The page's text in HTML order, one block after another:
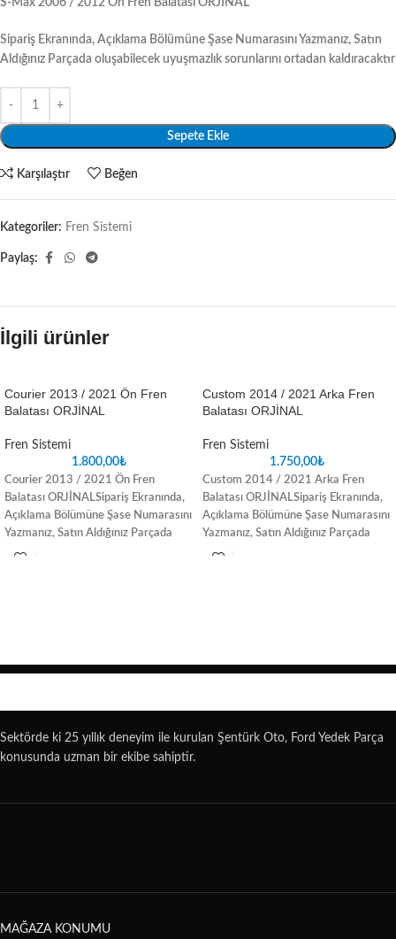
S-Max 2006 / 2012 Ön Fren Balatası ORJİNAL
Sipariş Ekranında, Açıklama Bölümüne Şase Numarasını Yazmanız, Satın
Aldığınız Parçada oluşabilecek uyuşmazlık sorunlarını ortadan kaldıracaktır
Sepete Ekle
Karşılaştır Beğen
Kategoriler: Fren Sistemi
Paylaş:
İlgili ürünler
Courier 2013 / 2021 Ön Fren
Balatası ORJİNAL
Fren Sistemi
1.800,00₺
Courier 2013 / 2021 Ön Fren
Balatası ORJİNALSipariş Ekranında,
Açıklama Bölümüne Şase Numarasını
Yazmanız, Satın Aldığınız Parçada
oluşabilecek uyuşmazlık sorunlarını
Custom 2014 / 2021 Arka Fren
Balatası ORJİNAL
Fren Sistemi
1.750,00₺
Custom 2014 / 2021 Arka Fren
Balatası ORJİNALSipariş Ekranında,
Açıklama Bölümüne Şase Numarasını
Yazmanız, Satın Aldığınız Parçada
oluşabilecek uyuşmazlık sorunlarını
Sektörde ki 25 yıllık deneyim ile kurulan Şentürk Oto, Ford Yedek Parça
konusunda uzman bir ekibe sahiptir.
MAĞAZA KONUMU